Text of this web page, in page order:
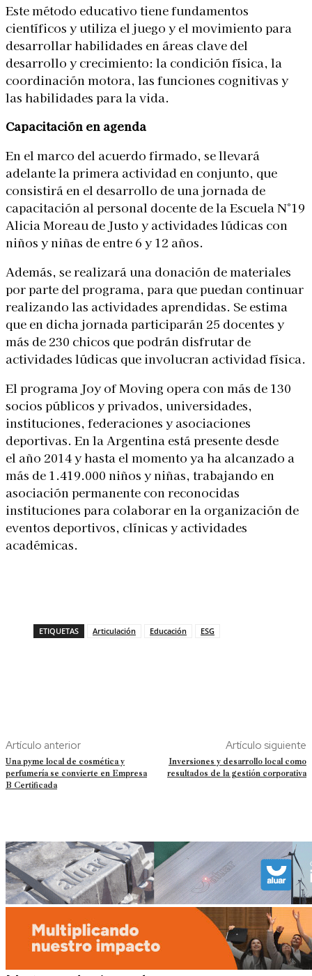
Este método educativo tiene fundamentos
científicos y utiliza el juego y el movimiento para
desarrollar habilidades en áreas clave del
desarrollo y crecimiento: la condición física, la
coordinación motora, las funciones cognitivas y
las habilidades para la vida.
Capacitación en agenda
En el marco del acuerdo firmado, se llevará
adelante la primera actividad en conjunto, que
consistirá en el desarrollo de una jornada de
capacitación al personal docente de la Escuela N°19
Alicia Moreau de Justo y actividades lúdicas con
niños y niñas de entre 6 y 12 años.
Además, se realizará una donación de materiales
por parte del programa, para que puedan continuar
realizando las actividades aprendidas. Se estima
que en dicha jornada participarán 25 docentes y
más de 230 chicos que podrán disfrutar de
actividades lúdicas que involucran actividad física.
El programa Joy of Moving opera con más de 130
socios públicos y privados, universidades,
instituciones, federaciones y asociaciones
deportivas. En la Argentina está presente desde
el año 2014 y hasta el momento ya ha alcanzado a
más de 1.419.000 niños y niñas, trabajando en
asociación permanente con reconocidas
instituciones para colaborar en la organización de
eventos deportivos, clínicas y actividades
académicas.
ETIQUETAS Articulación Educación ESG
Artículo anterior
Una pyme local de cosmética y
perfumería se convierte en Empresa
B Certificada
Artículo siguiente
Inversiones y desarrollo local como
resultados de la gestión corporativa